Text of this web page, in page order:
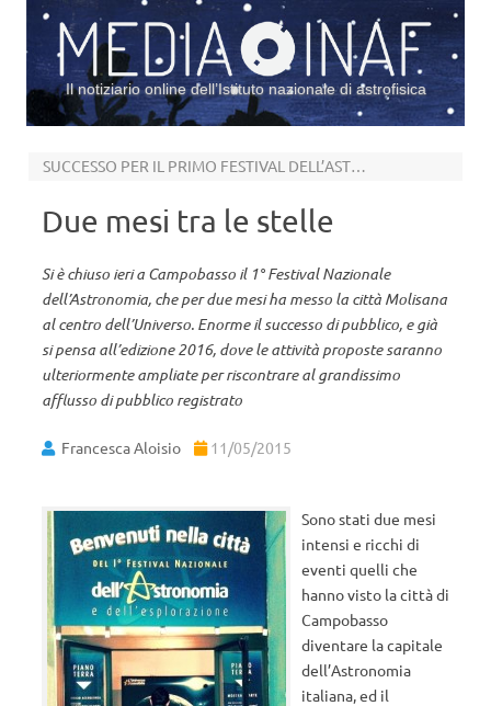
Il notiziario online dell’Istituto nazionale di astrofisica
SUCCESSO PER IL PRIMO FESTIVAL DELL’ASTRONOMIA
Due mesi tra le stelle
Si è chiuso ieri a Campobasso il 1° Festival Nazionale
dell’Astronomia, che per due mesi ha messo la città Molisana
al centro dell’Universo. Enorme il successo di pubblico, e già
si pensa all’edizione 2016, dove le attività proposte saranno
ulteriormente ampliate per riscontrare al grandissimo
afflusso di pubblico registrato
Francesca Aloisio 11/05/2015
Sono stati due mesi
intensi e ricchi di
eventi quelli che
hanno visto la città di
Campobasso
diventare la capitale
dell’Astronomia
italiana, ed il